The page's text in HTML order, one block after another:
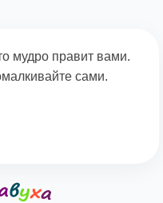
мудро правит вами.
сами.